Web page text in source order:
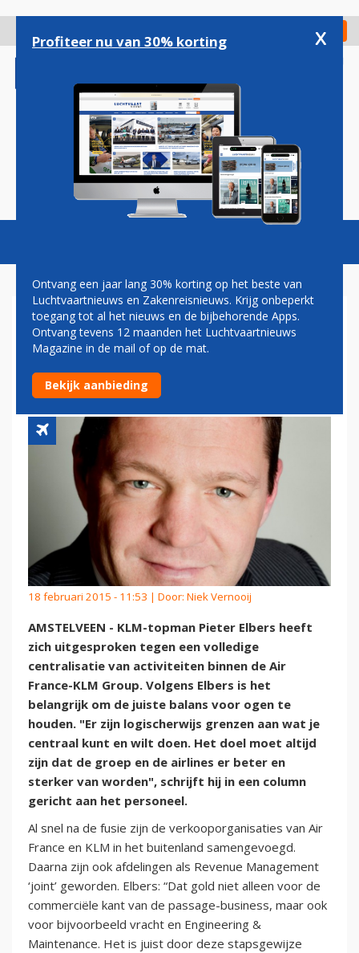
gaan
Check in
Magazine Podcasts Vacatures
ELBERS: 'ER ZIJN GRENZEN
AAN WAT JE CENTRAAL WIL
DOEN'
18 februari 2015 - 11:53 | Door: Niek Vernooij
AMSTELVEEN - KLM-topman Pieter Elbers heeft
zich uitgesproken tegen een volledige
centralisatie van activiteiten binnen de Air
France-KLM Group. Volgens Elbers is het
belangrijk om de juiste balans voor ogen te
houden. "Er zijn logischerwijs grenzen aan wat je
centraal kunt en wilt doen. Het doel moet altijd
zijn dat de groep en de airlines er beter en
sterker van worden", schrijft hij in een column
gericht aan het personeel.
Al snel na de fusie zijn de verkooporganisaties van Air
France en KLM in het buitenland samengevoegd.
Daarna zijn ook afdelingen als Revenue Management
‘joint’ geworden. Elbers: “Dat gold niet alleen voor de
commerciële kant van de passage-business, maar ook
voor bijvoorbeeld vracht en Engineering &
Maintenance. Het is juist door deze stapsgewijze
Profiteer nu van 30% korting x
Ontvang een jaar lang 30% korting op het beste van
Luchtvaartnieuws en Zakenreisnieuws. Krijg onbeperkt
toegang tot al het nieuws en de bijbehorende Apps.
Ontvang tevens 12 maanden het Luchtvaartnieuws
Magazine in de mail of op de mat.
Bekijk aanbieding